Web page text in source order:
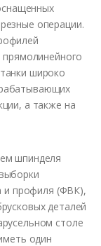
операции.
широко
а также на
шпинделя
и профиля (ФВК),
деталей
столе
один